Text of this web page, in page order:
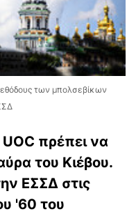
των μπολσεβίκων
πρέπει να
του Κιέβου.
ΕΣΣΔ στις
'60 του